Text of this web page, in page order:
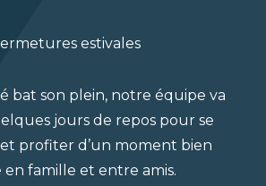
avec Jessica Gosbee
décoration basé à Ottawa,
est une véritable preuve d’un
d’un savoir-faire expert,
magnifiquement transformé
estivales
bat son plein, notre équipe va
jours de repos pour se
profiter d’un moment bien
en famille et entre amis.